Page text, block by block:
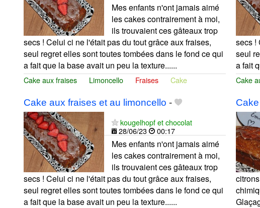
Mes enfants n'ont jamais aimé
les cakes contrairement à moi,
ils trouvaient ces gâteaux trop
secs ! Celui ci ne l'était pas du tout grâce aux fraises,
seul regret elles sont toutes tombées dans le fond ce qui
a fait que la base avait un peu la texture......
Cake aux fraises Limoncello Fraises Cake
secs !
seul
a fait
Cake
Cake aux fraises et au limoncello -
kougelhopf et chocolat
28/06/23
00:17
Mes enfants n'ont jamais aimé
les cakes contrairement à moi,
ils trouvaient ces gâteaux trop
secs ! Celui ci ne l'était pas du tout grâce aux fraises,
seul regret elles sont toutes tombées dans le fond ce qui
a fait que la base avait un peu la texture......